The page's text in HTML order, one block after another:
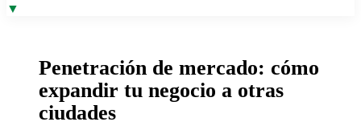
▼
Penetración de mercado: cómo
expandir tu negocio a otras
ciudades